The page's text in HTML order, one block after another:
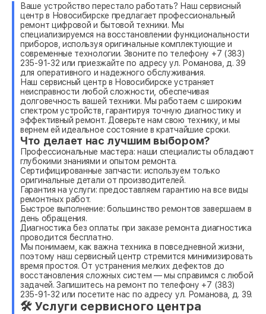
Ваше устройство перестало работать? Наш сервисный
центр в Новосибирске предлагает профессиональный
ремонт цифровой и бытовой техники. Мы
специализируемся на восстановлении функциональности
приборов, используя оригинальные комплектующие и
современные технологии. Звоните по телефону +7 (383)
235-91-32 или приезжайте по адресу ул. Романова, д. 39
для оперативного и надежного обслуживания.
Наш сервисный центр в Новосибирске устраняет
неисправности любой сложности, обеспечивая
долговечность вашей техники. Мы работаем с широким
спектром устройств, гарантируя точную диагностику и
эффективный ремонт. Доверьте нам свою технику, и мы
вернем ей идеальное состояние в кратчайшие сроки.
Что делает нас лучшим выбором?
Профессиональные мастера: наши специалисты обладают
глубокими знаниями и опытом ремонта.
Сертифицированные запчасти: используем только
оригинальные детали от производителей.
Гарантия на услуги: предоставляем гарантию на все виды
ремонтных работ.
Быстрое выполнение: большинство ремонтов завершаем в
день обращения.
Диагностика без оплаты: при заказе ремонта диагностика
проводится бесплатно.
Мы понимаем, как важна техника в повседневной жизни,
поэтому наш сервисный центр стремится минимизировать
время простоя. От устранения мелких дефектов до
восстановления сложных систем — мы справимся с любой
задачей. Запишитесь на ремонт по телефону +7 (383)
235-91-32 или посетите нас по адресу ул. Романова, д. 39.
🛠 Услуги сервисного центра